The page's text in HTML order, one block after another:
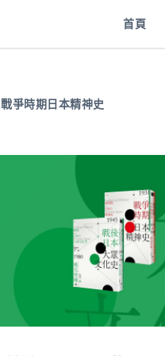
首頁
戰爭時期日本精神史